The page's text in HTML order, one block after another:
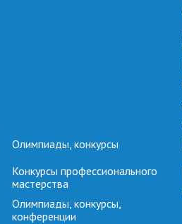
Олимпиады, конкурсы
Конкурсы профессионального
мастерства
Олимпиады, конкурсы,
конференции